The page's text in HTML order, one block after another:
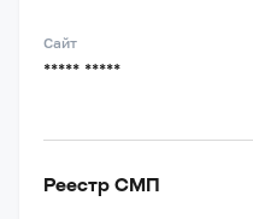
Сайт
***** *****
Реестр СМП